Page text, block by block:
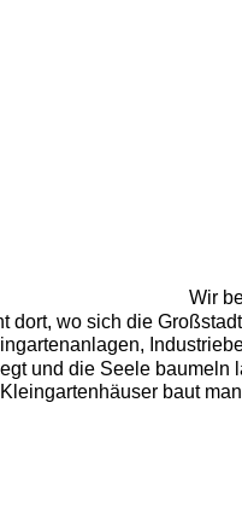
Wir
dort, wo sich die
und die Seele baumeln
baut